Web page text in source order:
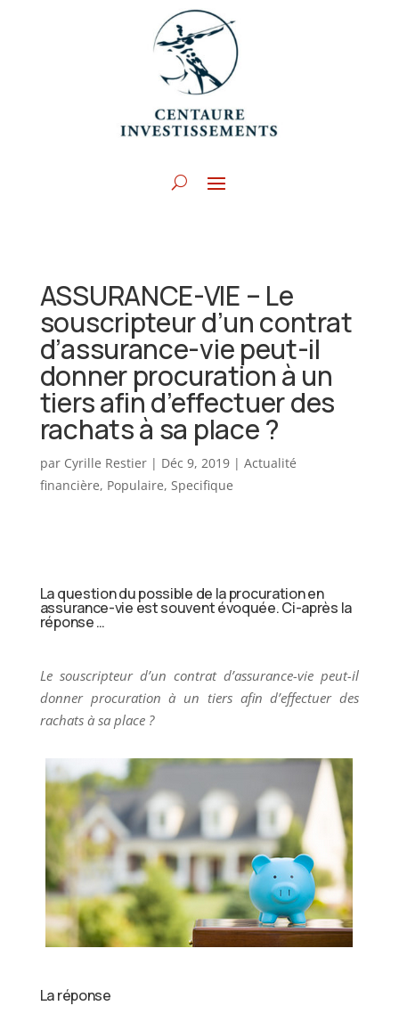
ASSURANCE-VIE – Le
souscripteur d’un contrat
d’assurance-vie peut-il
donner procuration à un
tiers afin d’effectuer des
rachats à sa place ?
par Cyrille Restier| Déc 9, 2019| Actualité
financière, Populaire, Specifique
La question du possible de la procuration en
assurance-vie est souvent évoquée. Ci-après la
réponse …
Le souscripteur d’un contrat d’assurance-vie peut-il
donner procuration à un tiers afin d’effectuer des
rachats à sa place ?
La réponse